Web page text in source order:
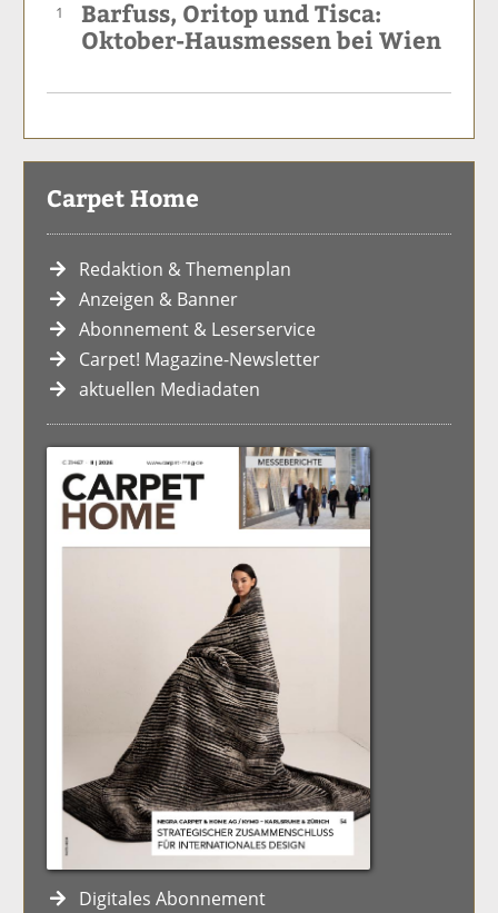
1
Barfuss, Oritop und Tisca:
Oktober-Hausmessen bei Wien
Carpet Home
Redaktion & Themenplan
Anzeigen & Banner
Abonnement & Leserservice
Carpet! Magazine-Newsletter
aktuellen Mediadaten
Digitales Abonnement